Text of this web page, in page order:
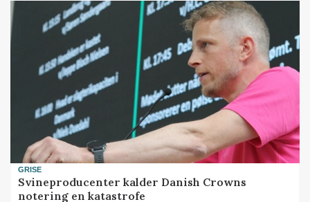
GRISE
Svineproducenter kalder Danish Crowns
notering en katastrofe